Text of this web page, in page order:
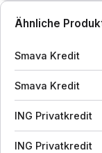
Ähnliche
Smava Kredit
Smava Kredit
ING Privatkredit
ING Privatkredit